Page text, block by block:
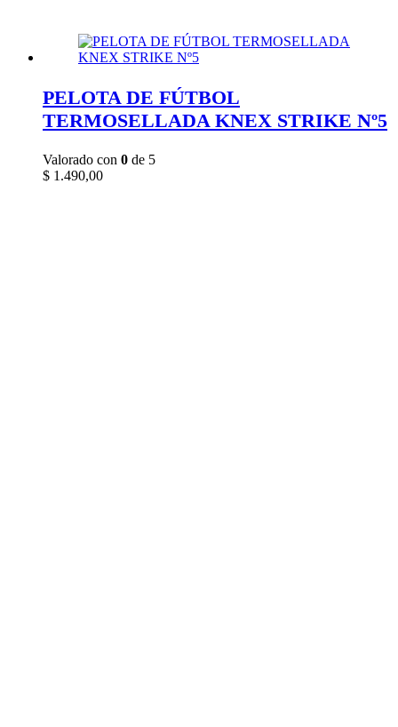
PELOTA DE FÚTBOL
TERMOSELLADA KNEX STRIKE Nº5
Valorado con 0 de 5
$ 1.490,00